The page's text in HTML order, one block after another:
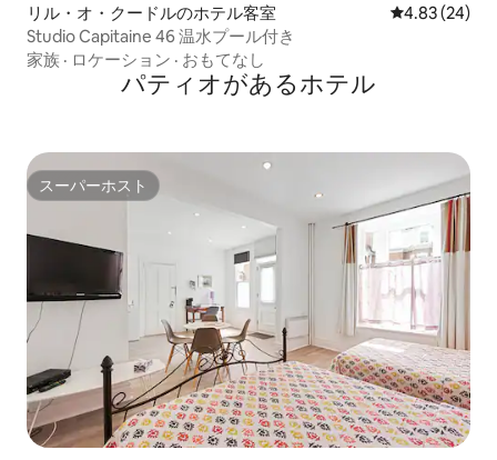
リル・オ・クードルのホテル客室 レビュー24
4.83 (24)
Studio Capitaine 46 温水プール付き
家族 · ロケーション · おもてなし
パティオがあるホ⁠テ⁠ル
スーパーホスト
スーパーホスト